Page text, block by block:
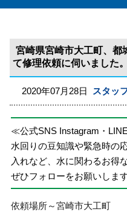
宮崎県宮崎市大工町、都
て修理依頼に伺いました。
2020年07月28日 スタッ
≪公式SNS Instagram・
水回りの豆知識や緊急時の
入れなど、水に関わるお得
ぜひフォローをお願いしま
依頼場所～宮崎市大工町